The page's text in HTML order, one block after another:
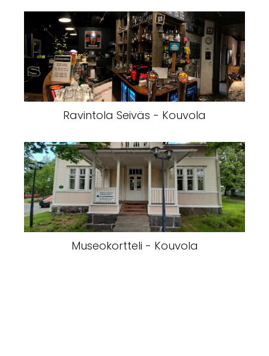
Ravintola Seiväs - Kouvola
Museokortteli - Kouvola